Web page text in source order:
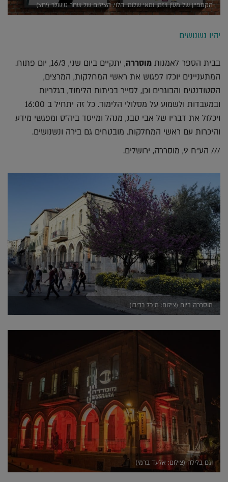
הקמפיין של מעין ויזמן ומאי שלומי הלוי. הצילום של שחר טישלר (יחצ)
יהיו נשנושים
בבית הספר לאמנות מוסררה
, יתקיים ביום שני, 16/3, יום פתוח.
המתעניינים יוכלו לפגוש את ראשי המחלקות, המרצים,
הסטודנטים והבוגרים וכן, לסייר בכיתות הלימוד, בגלריות
ובמעבדות ולשמוע על מסלולי הלימוד. כל זה יתחיל ב 16:00
ויכלול את דבריו של אבי סבג, מנהל ומייסד ביה״ס ומפגשי מידע
והיכרות עם ראשי המחלקות. מובטחים גם בירה ונשנושים.
/// הע״ח 9, מוסררה, ירושלים.
מוסררה ביום (צילום: מיכל רביבו)
וגם בלילה (צילום: אלעד ברמי)